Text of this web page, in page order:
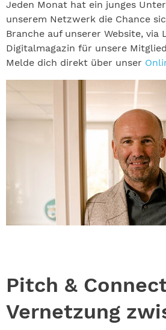
Jeden Monat hat ein junges
unserem Netzwerk die Chance
Branche auf unserer Website, via
Digitalmagazin für unsere
Melde dich direkt über unser
Pitch &
Vernetzung